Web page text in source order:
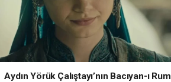
Aydın Yörük Çalıştayı’nın Bacıyan-ı Rum